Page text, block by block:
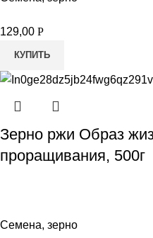
129,00 Р
КУПИТЬ
Зерно ржи Образ
проращивания, 500г
Семена, зерно